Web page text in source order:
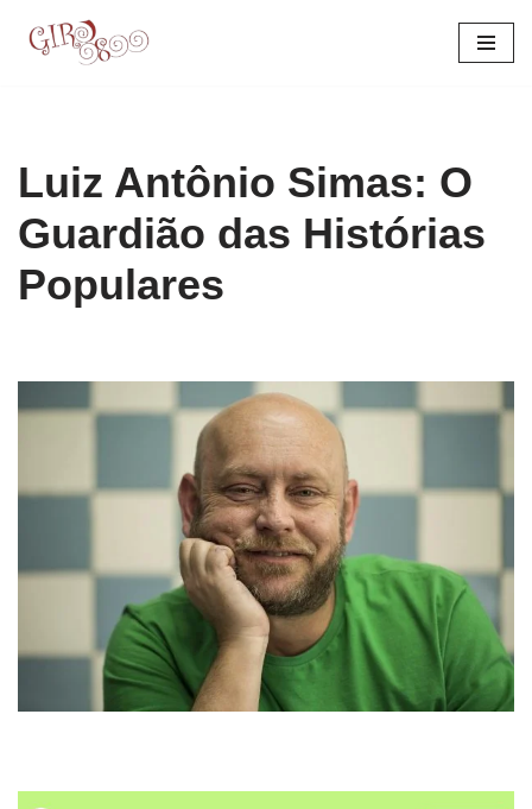
Luiz Antônio Simas: O
Guardião das Histórias
Populares